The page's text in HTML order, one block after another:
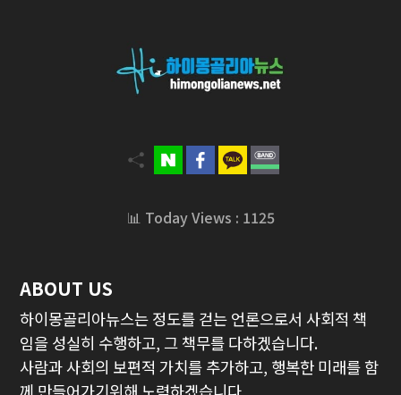
📊 Today Views : 1125
ABOUT US
하이몽골리아뉴스는 정도를 걷는 언론으로서 사회적 책
임을 성실히 수행하고, 그 책무를 다하겠습니다.
사람과 사회의 보편적 가치를 추가하고, 행복한 미래를 함